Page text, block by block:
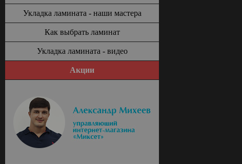
Укладка ламината - наши мастера
Как выбрать ламинат
Укладка ламината - видео
Акции